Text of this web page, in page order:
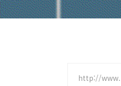
http://